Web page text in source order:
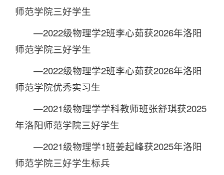
师范学院三好学生
—2022级物理学2班李心茹获2026年洛阳
师范学院三好学生
—2022级物理学2班李心茹获2026年洛阳
师范学院优秀实习生
—2021级物理学学科教师班张舒琪获2025
年洛阳师范学院三好学生
—2021级物理学1班姜起峰获2025年洛阳
师范学院三好学生标兵